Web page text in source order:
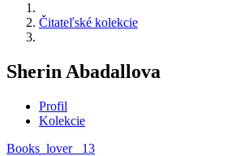
Čitateľské kolekcie
Sherin Abadallova
Profil
Kolekcie
Books_lover_ 13